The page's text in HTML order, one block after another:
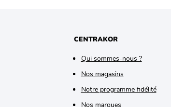
CENTRAKOR
Qui sommes-nous ?
Nos magasins
Notre programme fidélité
Nos marques